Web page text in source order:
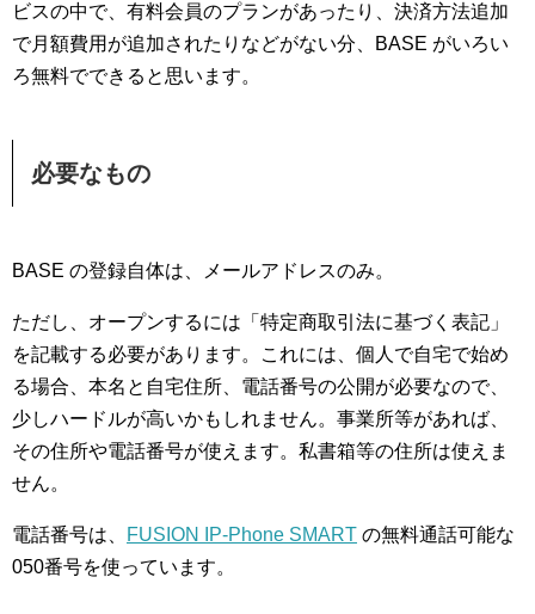
ビスの中で、有料会員のプランがあったり、決済方法追加
で月額費用が追加されたりなどがない分、BASE がいろい
ろ無料でできると思います。
必要なもの
BASE の登録自体は、メールアドレスのみ。
ただし、オープンするには「特定商取引法に基づく表記」
を記載する必要があります。これには、個人で自宅で始め
る場合、本名と自宅住所、電話番号の公開が必要なので、
少しハードルが高いかもしれません。事業所等があれば、
その住所や電話番号が使えます。私書箱等の住所は使えま
せん。
電話番号は、 FUSION IP-Phone SMART の無料通話可能な
050番号を使っています。